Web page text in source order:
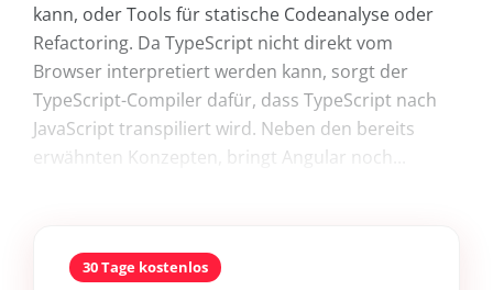
kann, oder Tools für statische Codeanalyse oder
Refactoring. Da TypeScript nicht direkt vom
Browser interpretiert werden kann, sorgt der
TypeScript-Compiler dafür, dass TypeScript nach
JavaScript transpiliert wird. Neben den bereits
erwähnten Konzepten, bringt Angular noch...
30 Tage kostenlos